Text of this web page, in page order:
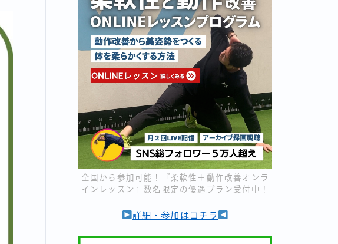
全国から参加可能！『柔軟性＋動作改善オンラ
インレッスン』数名限定の優遇プラン受付中！
詳細・参加はコチラ